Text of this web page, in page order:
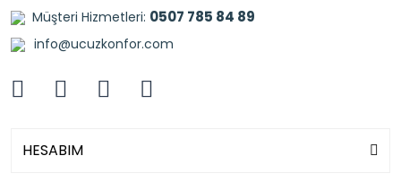
Müşteri Hizmetleri: 0507 785 84 89
info@ucuzkonfor.com
HESABIM